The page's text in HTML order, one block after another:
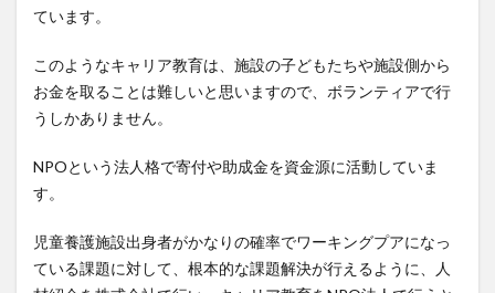
ています。
このようなキャリア教育は、施設の子どもたちや施設側から
お金を取ることは難しいと思いますので、ボランティアで行
うしかありません。
NPOという法人格で寄付や助成金を資金源に活動していま
す。
児童養護施設出身者がかなりの確率でワーキングプアになっ
ている課題に対して、根本的な課題解決が行えるように、人